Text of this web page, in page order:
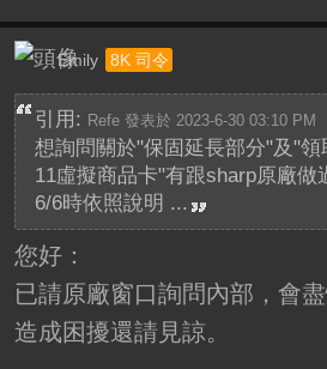
Emily 8K 司令
引用: Refe 發表於 2023-6-30 03:10 PM
想詢問關於"保固延長部分"及"領
11虛擬商品卡"有跟sharp原廠做
6/6時依照說明 ...
您好：
已請原廠窗口詢問內部，會盡
造成困擾還請見諒。